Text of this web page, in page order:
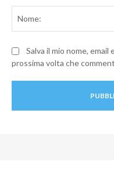
Salva il mio nome,
prossima volta che